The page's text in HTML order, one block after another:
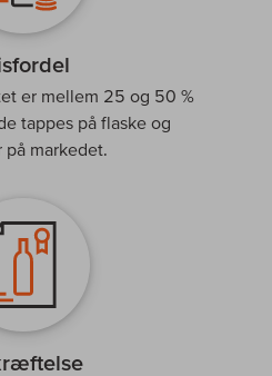
er mellem 25 og 50 %
tappes på flaske og
på markedet.